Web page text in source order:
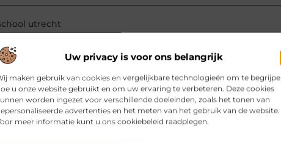
Uw privacy is voor ons belangrijk
maken gebruik van cookies en vergelijkbare technologieën om te
u onze website gebruikt en om uw ervaring te verbeteren. Deze cookies
worden ingezet voor verschillende doeleinden, zoals het tonen van
advertenties en het meten van het gebruik van de website.
meer informatie kunt u ons cookiebeleid raadplegen.
utrecht
voor jou.
zwevend tv meubel van eiken
kabels, afstandsbedieningen
je juist in de woonkamer behoefte
een slimme oplossing: het